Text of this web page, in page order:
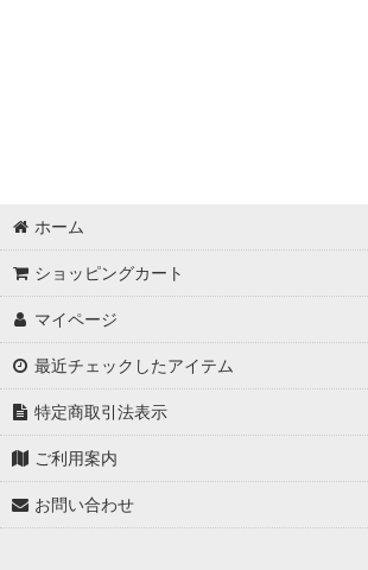
ホーム
ショッピングカート
マイページ
最近チェックしたアイテム
特定商取引法表示
ご利用案内
お問い合わせ